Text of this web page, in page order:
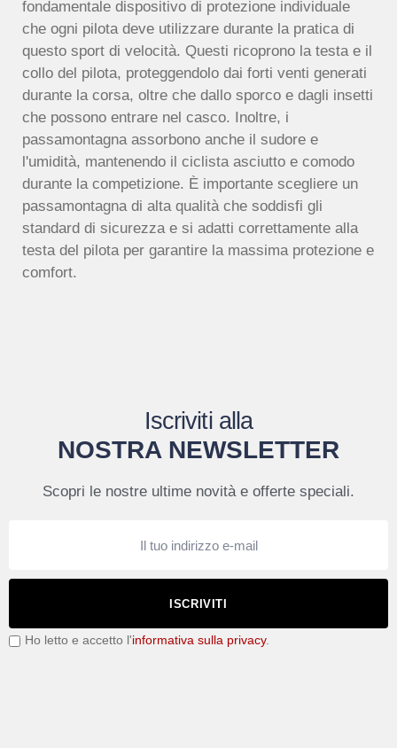
fondamentale dispositivo di protezione individuale
che ogni pilota deve utilizzare durante la pratica di
questo sport di velocità. Questi ricoprono la testa e il
collo del pilota, proteggendolo dai forti venti generati
durante la corsa, oltre che dallo sporco e dagli insetti
che possono entrare nel casco. Inoltre, i
passamontagna assorbono anche il sudore e
l'umidità, mantenendo il ciclista asciutto e comodo
durante la competizione. È importante scegliere un
passamontagna di alta qualità che soddisfi gli
standard di sicurezza e si adatti correttamente alla
testa del pilota per garantire la massima protezione e
comfort.
Iscriviti alla
NOSTRA NEWSLETTER
Scopri le nostre ultime novità e offerte speciali.
ISCRIVITI
Ho letto e accetto l'informativa sulla privacy.